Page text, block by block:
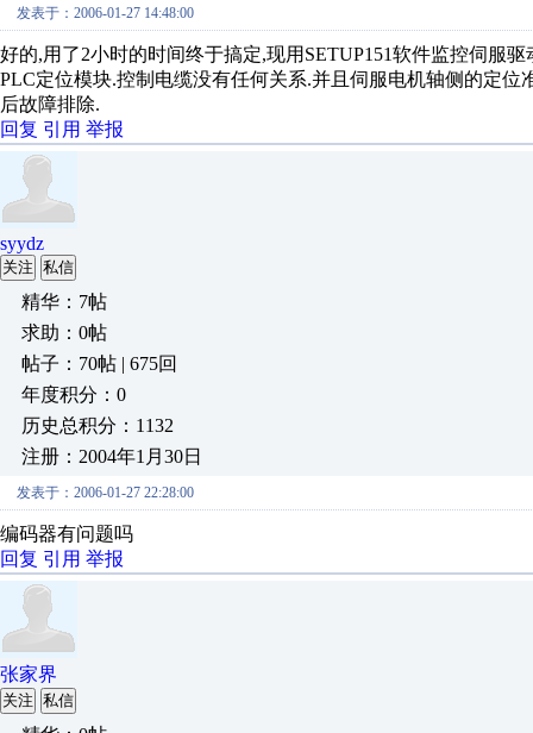
发表于：2006-01-27 14:48:00
好的,用了2小时的时间终于搞定,现用SETUP151软件监控伺服
PLC定位模块.控制电缆没有任何关系.并且伺服电机轴侧的定
后故障排除.
回复 引用 举报
syydz
关注 私信
精华：7帖
求助：0帖
帖子：70帖 | 675回
年度积分：0
历史总积分：1132
注册：2004年1月30日
发表于：2006-01-27 22:28:00
编码器有问题吗
回复 引用 举报
张家界
关注 私信